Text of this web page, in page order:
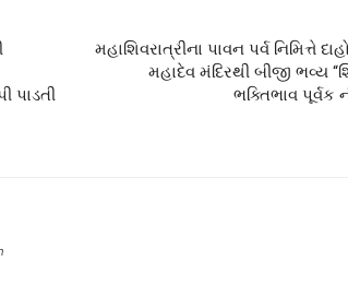
પાડતી
મહાશિવરાત્રીના પાવન પર્વ નિમિત્તે
મહાદેવ મંદિરથી બીજી ભવ્ય
ભક્તિભાવ પૂર્વક